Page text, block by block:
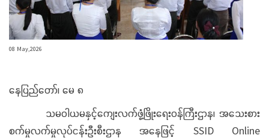
08 May,2026
နေပြည်တော်၊ မေ ၈
သမဝါယမနှင့်ကျေးလက်ဖွံ့ဖြိုးရေးဝန်ကြီးဌာန၊ အသေးစား
စက်မှုလက်မှုလုပ်ငန်းဦးစီးဌာန အနေဖြင့် SSID Online